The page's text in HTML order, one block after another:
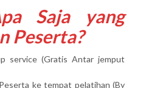
Saja yang
Peserta?
service (Gratis Antar jemput
ke tempat pelatihan (By